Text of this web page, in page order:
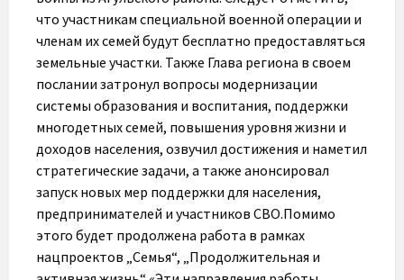
что участникам специальной военной операции и
членам их семей будут бесплатно предоставляться
земельные участки. Также Глава региона в своем
послании затронул вопросы модернизации
системы образования и воспитания, поддержки
многодетных семей, повышения уровня жизни и
доходов населения, озвучил достижения и наметил
стратегические задачи, а также анонсировал
запуск новых мер поддержки для населения,
предпринимателей и участников СВО.Помимо
этого будет продолжена работа в рамках
нацпроектов „Семья“, „Продолжительная и